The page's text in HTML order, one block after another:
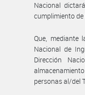
Nacional
cumplimiento de
Que, mediante
Nacional de
Dirección
personas al/del